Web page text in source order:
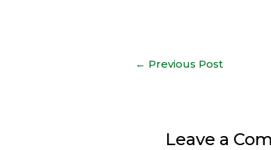
Post
← Previous Post
Leave a